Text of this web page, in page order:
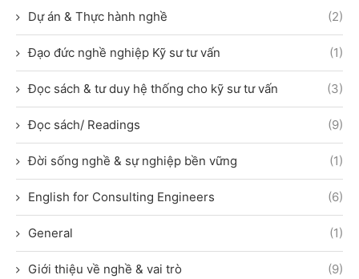
Dự án & Thực hành nghề (2)
Đạo đức nghề nghiệp Kỹ sư tư vấn (1)
Đọc sách & tư duy hệ thống cho kỹ sư tư vấn (3)
Đọc sách/ Readings (9)
Đời sống nghề & sự nghiệp bền vững (1)
English for Consulting Engineers (6)
General (1)
Giới thiệu về nghề & vai trò (9)